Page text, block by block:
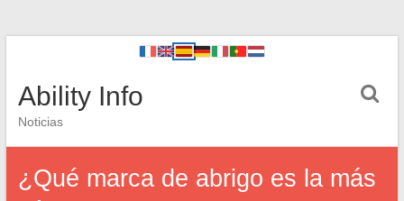
Ability Info
Noticias
¿Qué marca de abrigo es la más